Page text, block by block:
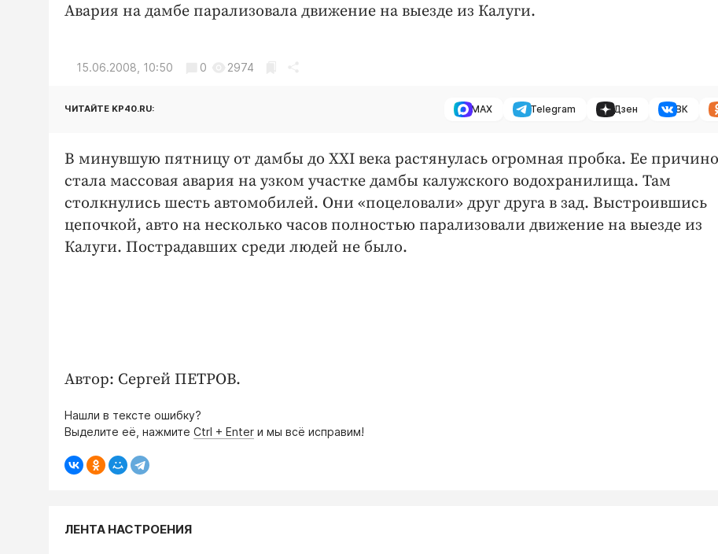
Авария на дамбе парализовала движение на выезде из Калуги.
15.06.2008, 10:50 0 2974
ЧИТАЙТЕ KP40.RU: MAX Telegram Дзен ВК
В минувшую пятницу от дамбы до XXI века растянулась огромная пробка. Ее
стала массовая авария на узком участке дамбы калужского водохранилища. Там
столкнулись шесть автомобилей. Они «поцеловали» друг друга в зад. Выстроившись
цепочкой, авто на несколько часов полностью парализовали движение на выезде из
Калуги. Пострадавших среди людей не было.
Автор: Сергей ПЕТРОВ.
Нашли в тексте ошибку?
Выделите её, нажмите Ctrl + Enter и мы всё исправим!
ЛЕНТА НАСТРОЕНИЯ